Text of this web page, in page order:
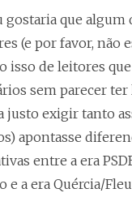
gostaria que algum
(e por favor, não
isso de leitores
sem parecer ter
justo exigir tanto
apontasse
entre a era
e a era Quércia/